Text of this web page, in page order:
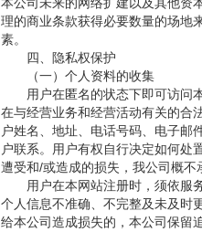
理的商业条款获得必要数量的场地
素。
四、隐私权保护
（一）个人资料的收集
用户在匿名的状态下即可访问本
在与经营业务和经营活动有关的合
户姓名、地址、电话号码、电子邮
户联系。用户有权自行决定如何处
遭受和/或造成的损失，我公司概不
用户在本网站注册时，须依服务
个人信息不准确、不完整及未及时
给本公司造成损失的，本公司保留